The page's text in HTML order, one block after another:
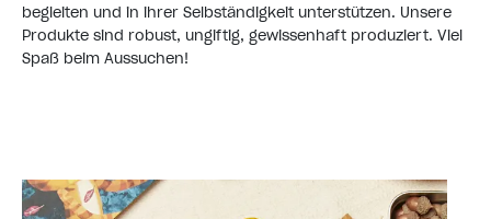
begleiten und in ihrer Selbständigkeit unterstützen. Unsere
Produkte sind robust, ungiftig, gewissenhaft produziert. Viel
Spaß beim Aussuchen!